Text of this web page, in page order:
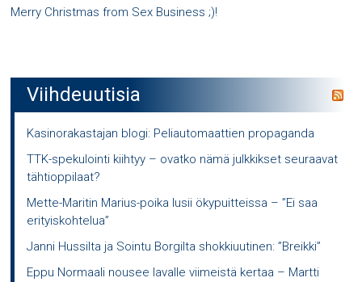
Merry Christmas from Sex Business ;)!
Viihdeuutisia
Kasinorakastajan blogi: Peliautomaattien propaganda
TTK-spekulointi kiihtyy – ovatko nämä julkkikset seuraavat
tähtioppilaat?
Mette-Maritin Marius-poika lusii ökypuitteissa – ”Ei saa
erityiskohtelua”
Janni Hussilta ja Sointu Borgilta shokkiuutinen: ”Breikki”
Eppu Normaali nousee lavalle viimeistä kertaa – Martti